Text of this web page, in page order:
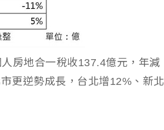
房地合一稅收137.4億元，年減
更逆勢成長，台北增12%、新北